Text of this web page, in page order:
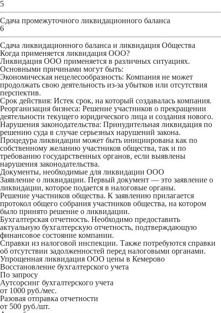
5
Сдача промежуточного ликвидационного баланса
6
Сдача ликвидационного баланса и ликвидация Общества
Когда применяется ликвидация ООО?
Ликвидация ООО применяется в различных ситуациях.
Основными причинами могут быть:
Экономическая нецелесообразность: Компания не может
продолжать свою деятельность из-за убытков или отсутствия
перспектив.
Срок действия: Истек срок, на который создавалась компания.
Реорганизация бизнеса: Решение участников о прекращении
деятельности текущего юридического лица и создания нового.
Нарушения законодательства: Принудительная ликвидация по
решению суда в случае серьезных нарушений закона.
Процедура ликвидации может быть инициирована как по
собственному желанию участников общества, так и по
требованию государственных органов, если выявлены
нарушения законодательства.
Документы, необходимые для ликвидации ООО
Заявление о ликвидации. Первый документ — это заявление о
ликвидации, которое подается в налоговые органы.
Решение участников общества. К заявлению прилагается
протокол общего собрания участников общества, на котором
было принято решение о ликвидации.
Бухгалтерская отчетность. Необходимо предоставить
актуальную бухгалтерскую отчетность, подтверждающую
финансовое состояние компании.
Справки из налоговой инспекции. Также потребуются справки
об отсутствии задолженностей перед налоговыми органами.
Упрощенная ликвидация ООО цены в Кемерово
Восстановление бухгалтерского учета
По запросу
Аутсорсинг бухгалтерского учета
от 1000 руб./мес.
Разовая отправка отчетности
от 500 руб./шт.